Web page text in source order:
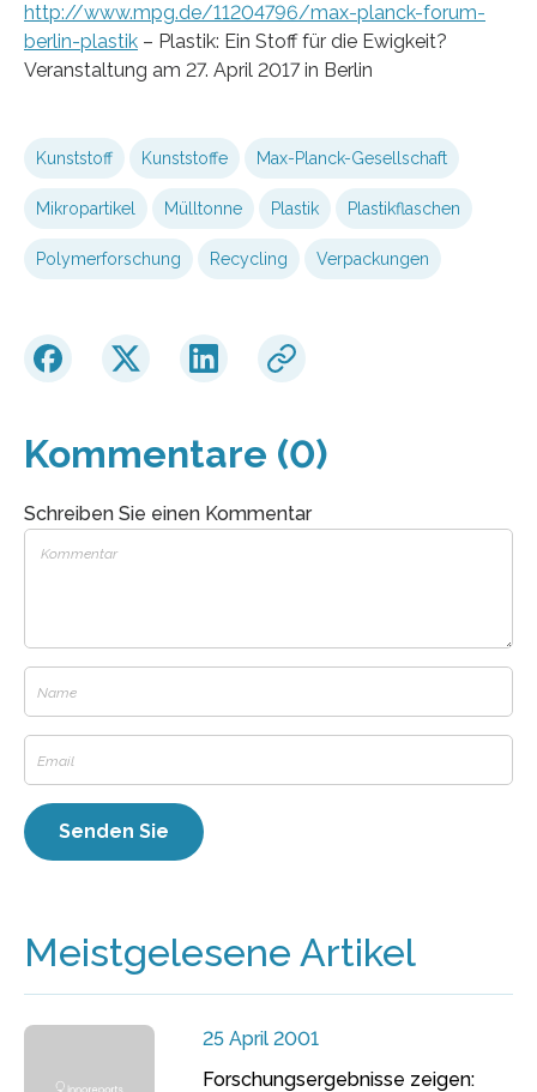
http://www.mpg.de/11204796/max-planck-forum-
berlin-plastik – Plastik: Ein Stoff für die Ewigkeit?
Veranstaltung am 27. April 2017 in Berlin
Kunststoff Kunststoffe Max-Planck-Gesellschaft
Mikropartikel Mülltonne Plastik Plastikflaschen
Polymerforschung Recycling Verpackungen
Kommentare (0)
Schreiben Sie einen Kommentar
Meistgelesene Artikel
25 April 2001
Forschungsergebnisse zeigen: